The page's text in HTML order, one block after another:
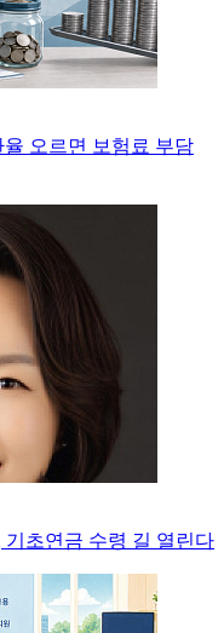
오르면 보험료 부담
초연금 수령 길 열린다